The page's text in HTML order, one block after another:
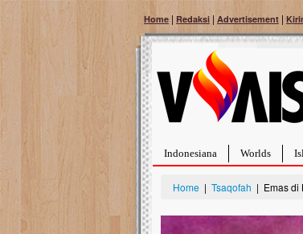
Home | Redaksi | Advertisement |
Indonesiana Worlds
Home | Tsaqofah | Emas di